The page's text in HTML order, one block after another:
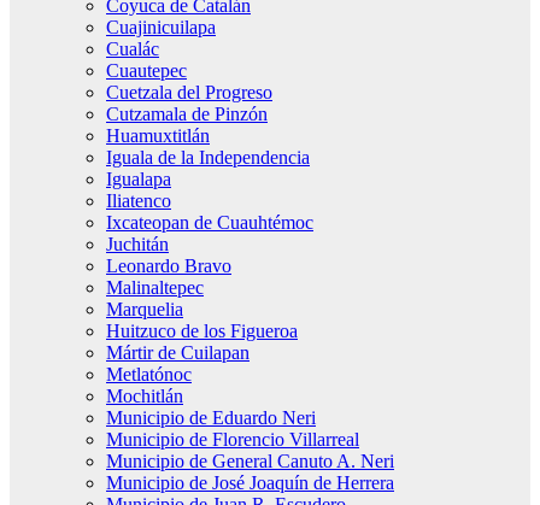
Coyuca de Catalán
Cuajinicuilapa
Cualác
Cuautepec
Cuetzala del Progreso
Cutzamala de Pinzón
Huamuxtitlán
Iguala de la Independencia
Igualapa
Iliatenco
Ixcateopan de Cuauhtémoc
Juchitán
Leonardo Bravo
Malinaltepec
Marquelia
Huitzuco de los Figueroa
Mártir de Cuilapan
Metlatónoc
Mochitlán
Municipio de Eduardo Neri
Municipio de Florencio Villarreal
Municipio de General Canuto A. Neri
Municipio de José Joaquín de Herrera